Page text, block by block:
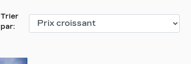
Trier
par: